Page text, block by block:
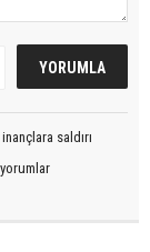
saldırı